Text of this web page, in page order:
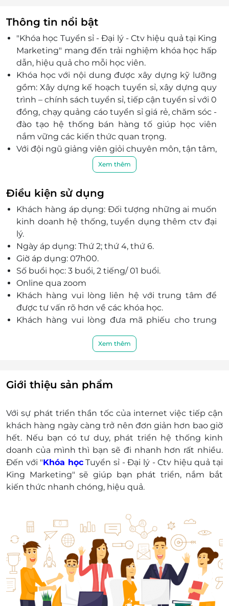
Thông tin nổi bật
"Khóa học Tuyển sỉ - Đại lý - Ctv hiệu quả tại King
Marketing" mang đến trải nghiệm khóa học hấp
dẫn, hiệu quả cho mỗi học viên.
Khóa học với nội dung được xây dựng kỹ lưỡng
gồm: Xây dựng kế hoạch tuyển sỉ, xây dựng quy
trình – chính sách tuyển sỉ, tiếp cận tuyển sỉ với 0
đồng, chạy quảng cáo tuyển sỉ giá rẻ, chăm sóc -
đào tạo hệ thống bán hàng tố giúp học viên
nắm vững các kiến thức quan trọng.
Với đội ngũ giảng viên giỏi chuyên môn, tận tâm,
nhiệt tình cùng bài giảng chất lượng, hấp dẫn,
King Marketing hứa hẹn sẽ mang đến khóa học
hấp dẫn đến cho mỗi khách hàng.
Xem thêm
Điều kiện sử dụng
Khách hàng áp dụng: Đối tượng những ai muốn
kinh doanh hệ thống, tuyển dụng thêm ctv đại
lý.
Ngày áp dụng: Thứ 2; thứ 4, thứ 6.
Giờ áp dụng: 07h00.
Số buổi học: 3 buổi, 2 tiếng/ 01 buổi.
Online qua zoom
Khách hàng vui lòng liên hệ với trung tâm để
được tư vấn rõ hơn về các khóa học.
Khách hàng vui lòng đưa mã phiếu cho trung
Khách hàng liên hệ đăng ký dịch vụ trước khi
Địa chỉ: 21k Nguyễn Văn Trỗi, phường 12,
quận Phú Nhuận, Thành phố Hồ Chí Minh.
Xem thêm
Giới thiệu sản phẩm
Với sự phát triển thần tốc của internet việc tiếp cận
khách hàng ngày càng trở nên đơn giản hơn bao giờ
hết. Nếu bạn có tư duy, phát triển hệ thống kinh
doanh của mình thì bạn sẽ đi nhanh hơn rất nhiều.
Đến với "Khóa họcTuyển sỉ - Đại lý - Ctv hiệu quả tại
King Marketing" sẽ giúp bạn phát triển, nắm bắt
kiến thức nhanh chóng, hiệu quả.